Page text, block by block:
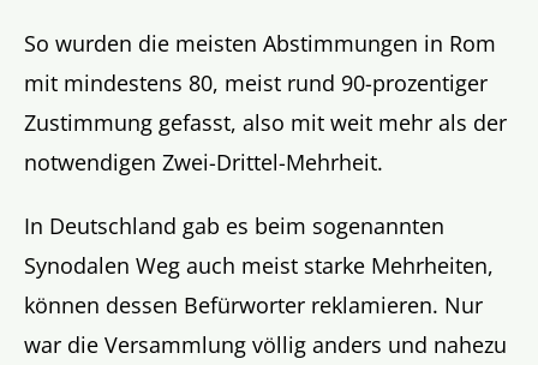
So wurden die meisten Abstimmungen in Rom
mit mindestens 80, meist rund 90-prozentiger
Zustimmung gefasst, also mit weit mehr als der
notwendigen Zwei-Drittel-Mehrheit.
In Deutschland gab es beim sogenannten
Synodalen Weg auch meist starke Mehrheiten,
können dessen Befürworter reklamieren. Nur
war die Versammlung völlig anders und nahezu